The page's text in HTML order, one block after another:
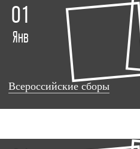
01
Янв
Всероссийские сборы